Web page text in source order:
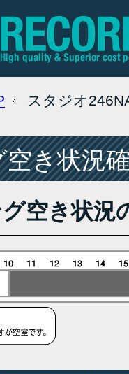
スタジオ
き状況
空き状況